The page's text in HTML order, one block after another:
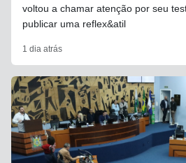
voltou a chamar atenção por seu
publicar uma reflex&atil
1 dia atrás